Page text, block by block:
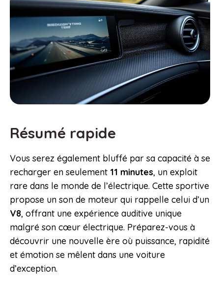
Résumé rapide
Vous serez également bluffé par sa capacité à se
recharger en seulement 11 minutes, un exploit
rare dans le monde de l’électrique. Cette sportive
propose un son de moteur qui rappelle celui d’un
V8, offrant une expérience auditive unique
malgré son cœur électrique. Préparez-vous à
découvrir une nouvelle ère où puissance, rapidité
et émotion se mêlent dans une voiture
d’exception.